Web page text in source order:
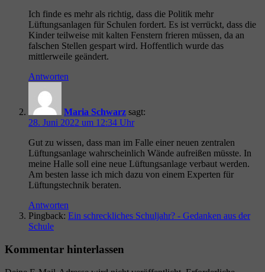
Ich finde es mehr als richtig, dass die Politik mehr
Lüftungsanlagen für Schulen fordert. Es ist verrückt, dass die
Kinder teilweise mit kalten Fenstern frieren müssen, da an
falschen Stellen gespart wird. Hoffentlich wurde das
mittlerweile geändert.
Antworten
Maria Schwarz sagt:
28. Juni 2022 um 12:34 Uhr
Gut zu wissen, dass man im Falle einer neuen zentralen
Lüftungsanlage wahrscheinlich Wände aufreißen müsste. In
meine Halle soll eine neue Lüftungsanlage verbaut werden.
Am besten lasse ich mich dazu von einem Experten für
Lüftungstechnik beraten.
Antworten
Pingback: Ein schreckliches Schuljahr? - Gedanken aus der
Schule
Kommentar hinterlassen